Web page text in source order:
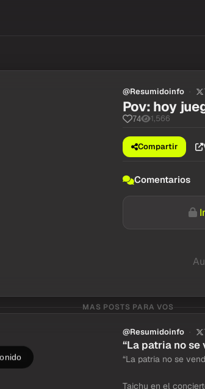
@Resumidoinfo
Pov: hoy
74 1,566
Compartir
Comentarios
MAS POSTS PARA VOS
@Resumidoinfo
“La patria no se
“La patria no se
Taichu en el